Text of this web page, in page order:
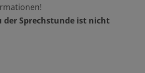
der Sprechstunde ist nicht